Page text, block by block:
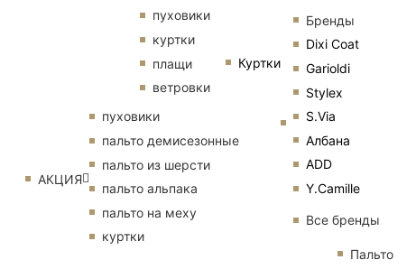
Куртки
Бренды
Dixi Coat
Garioldi
Stylex
S.Via
Албана
ADD
Y.Camille
Все бренды
Пальто
пуховики
куртки
плащи
ветровки
АКЦИЯ
пуховики
пальто демисезонные
пальто из шерсти
пальто альпака
пальто на меху
куртки